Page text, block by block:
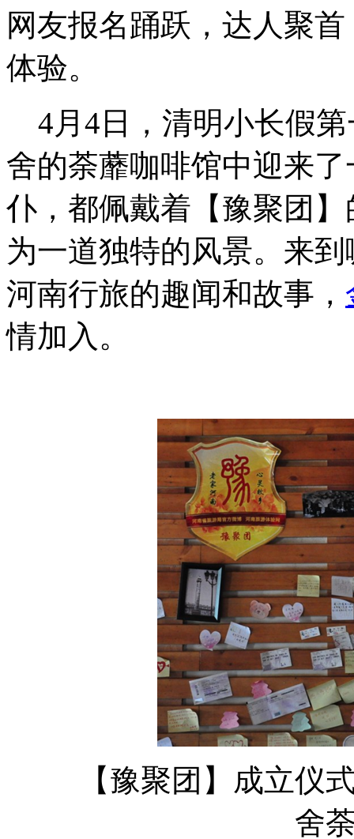
网友报名踊跃，达人聚
体验。
4月4日，清明小长假
舍的荼蘼咖啡馆中迎来
仆，都佩戴着【豫聚团
为一道独特的风景。来
河南行旅的趣闻和故事，
情加入。
【豫聚团】成立仪式
舍